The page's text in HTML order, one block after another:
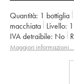
Quantità: 1 bottiglia
macchiata Livello: 1
IVA detraibile:
no
Denominazione:
Maggiori informazioni…